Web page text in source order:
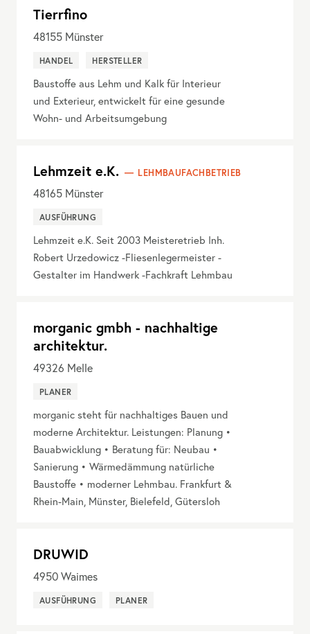
Tierrfino
48155 Münster
HANDEL HERSTELLER
Baustoffe aus Lehm und Kalk für Interieur
und Exterieur, entwickelt für eine gesunde
Wohn- und Arbeitsumgebung
Lehmzeit e.K. LEHMBAUFACHBETRIEB
48165 Münster
AUSFÜHRUNG
Lehmzeit e.K. Seit 2003 Meisteretrieb Inh.
Robert Urzedowicz -Fliesenlegermeister -
Gestalter im Handwerk -Fachkraft Lehmbau
morganic gmbh - nachhaltige
architektur.
49326 Melle
PLANER
morganic steht für nachhaltiges Bauen und
moderne Architektur. Leistungen: Planung •
Bauabwicklung • Beratung für: Neubau •
Sanierung • Wärmedämmung natürliche
Baustoffe • moderner Lehmbau. Frankfurt &
Rhein-Main, Münster, Bielefeld, Gütersloh
DRUWID
4950Waimes
AUSFÜHRUNG PLANER